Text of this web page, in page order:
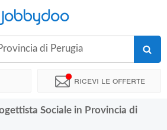
Jobbydoo
di Perugia
Ricevi le offerte
Sociale in Provincia di